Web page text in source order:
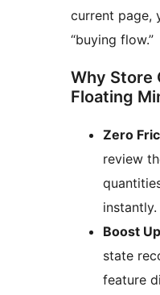
current page,
“buying flow.”
Why Store
Floating
Zero
review
instantly.
Boost
state
feature